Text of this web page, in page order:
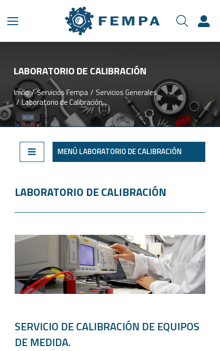
LABORATORIO DE CALIBRACIÓN​​
Estás aquí:
Inicio Servicios Fempa
Servicios Generales
Laboratorio de Calibración
MENÚ LABORATORIO DE CALIBRACIÓN
LABORATORIO DE CALIBRACIÓN
SERVICIO DE CALIBRACIÓN DE EQUIPOS
DE MEDIDA.